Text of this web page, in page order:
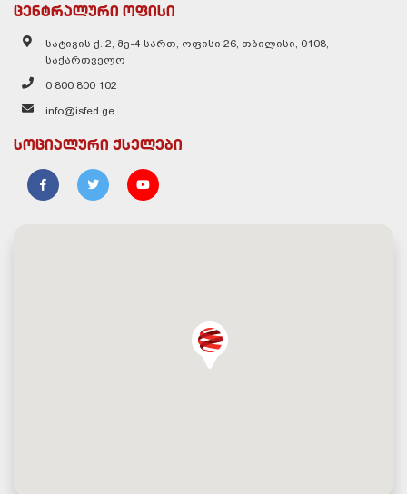
ცენტრალური ოფისი
სატივის ქ. 2, მე-4 სართ, ოფისი 26, თბილისი, 0108,
საქართველო
0 800 800 102
info@isfed.ge
სოციალური ქსელები